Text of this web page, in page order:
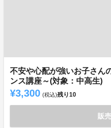
不安や心配が強いお子さん
ンス講座～(対象：中高生)
¥3,300 (税込)残り10
販